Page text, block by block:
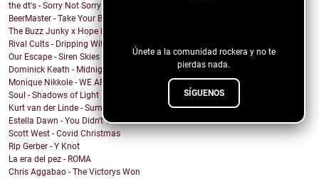
Únete a la comunidad rockera y no te
pierdas nada.
SÍGUENOS
the dt's - Sorry Not Sorry
BeerMaster - Take Your Breath
The Buzz Junky x Hope Rangel x D. Mitchell Sims ...
Rival Cults - Dripping With Divinity
Our Escape - Siren Skies
Dominick Keath - Midnight Stride
Monique Nikkole - WE ARE ONE
Soul - Shadows of Light
Kurt van der Linde - Summer Lover
Estella Dawn - You Didn't Text Me
Scott West - Covid Christmas
Rip Gerber - Y Knot
La era del pez - ROMA
Chris Aggabao - The Victorys Won